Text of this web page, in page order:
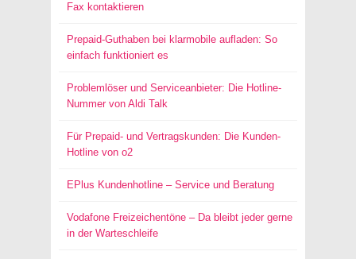
Fax kontaktieren
Prepaid-Guthaben bei klarmobile aufladen: So
einfach funktioniert es
Problemlöser und Serviceanbieter: Die Hotline-
Nummer von Aldi Talk
Für Prepaid- und Vertragskunden: Die Kunden-
Hotline von o2
EPlus Kundenhotline – Service und Beratung
Vodafone Freizeichentöne – Da bleibt jeder gerne
in der Warteschleife